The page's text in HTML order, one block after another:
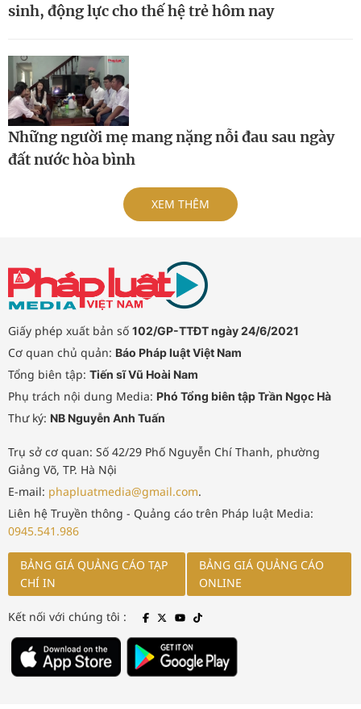
sinh, động lực cho thế hệ trẻ hôm nay
Những người mẹ mang nặng nỗi đau sau ngày
đất nước hòa bình
XEM THÊM
Giấy phép xuất bản số 102/GP-TTĐT ngày 24/6/2021
Cơ quan chủ quản: Báo Pháp luật Việt Nam
Tổng biên tập: Tiến sĩ Vũ Hoài Nam
Phụ trách nội dung Media: Phó Tổng biên tập Trần Ngọc Hà
Thư ký: NB Nguyễn Anh Tuấn
Trụ sở cơ quan: Số 42/29 Phố Nguyễn Chí Thanh, phường
Giảng Võ, TP. Hà Nội
E-mail: phapluatmedia@gmail.com.
Liên hệ Truyền thông - Quảng cáo trên Pháp luật Media:
0945.541.986
BẢNG GIÁ QUẢNG CÁO TẠP
CHÍ IN
BẢNG GIÁ QUẢNG CÁO
ONLINE
Kết nối với chúng tôi :